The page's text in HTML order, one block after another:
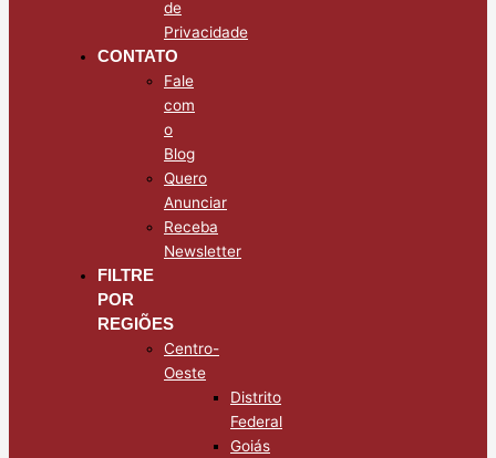
de
Privacidade
CONTATO
Fale
com
o
Blog
Quero
Anunciar
Receba
Newsletter
FILTRE
POR
REGIÕES
Centro-
Oeste
Distrito
Federal
Goiás